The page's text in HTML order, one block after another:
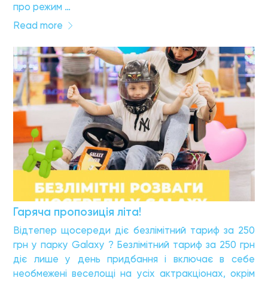
про режим …
Read more
Гаряча пропозиція літа!
Відтепер щосереди діє безлімітний тариф за 250
грн у парку Galaxy ? Безлімітний тариф за 250 грн
діє лише у день придбання і включає в себе
необмежені веселощі на усіх актракціонах, окрім